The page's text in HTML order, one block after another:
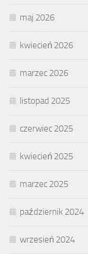
maj 2026
kwiecień 2026
marzec 2026
listopad 2025
czerwiec 2025
kwiecień 2025
marzec 2025
październik 2024
wrzesień 2024